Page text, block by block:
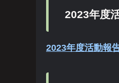
2023年度
2023年度活動報